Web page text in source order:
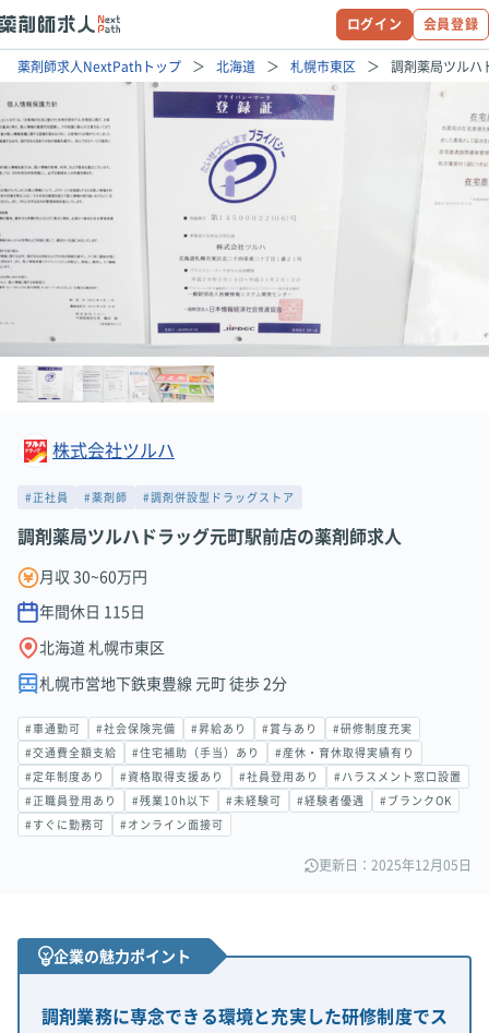
ログイン 会員登録
薬剤師求人NextPathトップ 北海道 札幌市東区 調剤薬局ツルハ
株式会社ツルハ
#正社員 #薬剤師 #調剤併設型ドラッグストア
調剤薬局ツルハドラッグ元町駅前店の薬剤師求人
月収 30~60万円
年間休日 115 日
北海道 札幌市東区
札幌市営地下鉄東豊線 元町 徒歩 2分
#車通勤可 #社会保険完備 #昇給あり #賞与あり #研修制度充実
#交通費全額支給 #住宅補助（手当）あり #産休・育休取得実績有り
#定年制度あり #資格取得支援あり #社員登用あり #ハラスメント窓口設置
#正職員登用あり #残業10h以下 #未経験可 #経験者優遇 #ブランクOK
#すぐに勤務可 #オンライン面接可
更新日：2025年12月05日
企業の魅力ポイント
調剤業務に専念できる環境と充実した研修制度でス